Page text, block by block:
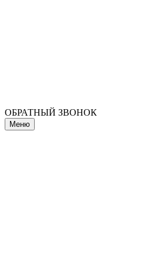
ОБРАТНЫЙ ЗВОНОК
Меню